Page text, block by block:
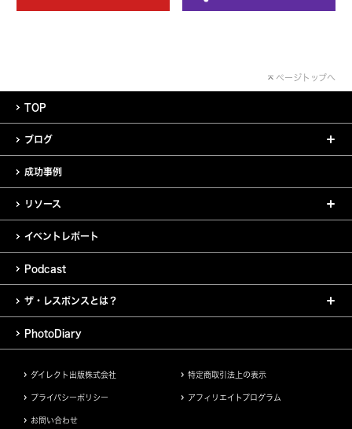
ページトップへ
TOP
ブログ
成功事例
リソース
イベントレポート
Podcast
ザ・レスポンスとは？
PhotoDiary
ダイレクト出版株式会社 特定商取引法上の表示
プライバシーポリシー アフィリエイトプログラム
お問い合わせ